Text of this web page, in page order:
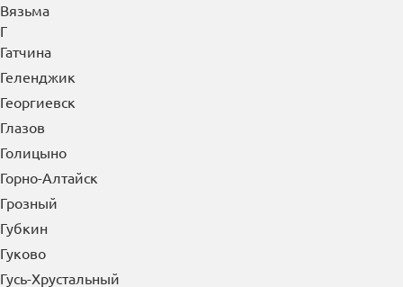
Вязьма
Г
Гатчина
Геленджик
Георгиевск
Глазов
Голицыно
Горно-Алтайск
Грозный
Губкин
Гуково
Гусь-Хрустальный